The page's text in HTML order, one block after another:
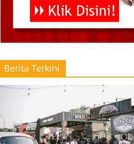
Berita Terkini